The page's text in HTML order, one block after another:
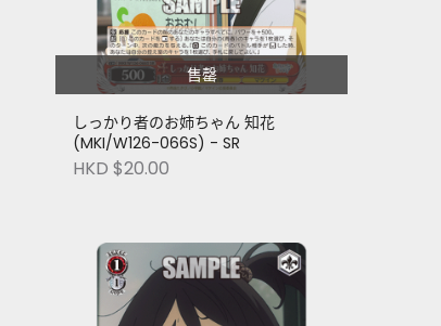
售罄
しっかり者のお姉ちゃん 知花
(MKI/W126-066S) - SR
HKD $20.00